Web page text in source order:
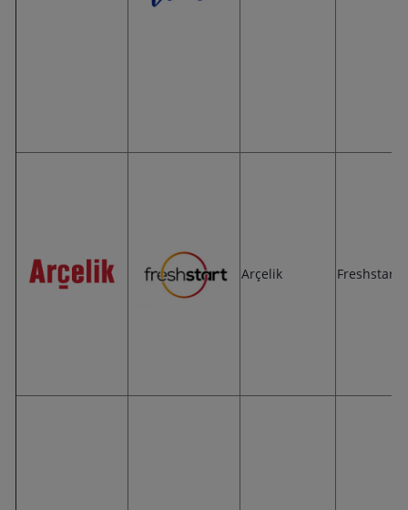
Arçelik Freshstart